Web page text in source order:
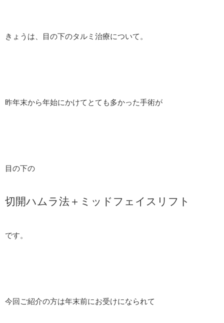
きょうは、目の下のタルミ治療について。
昨年末から年始にかけてとても多かった手術が
目の下の
切開ハムラ法＋ミッドフェイスリフト
です。
今回ご紹介の方は年末前にお受けになられて